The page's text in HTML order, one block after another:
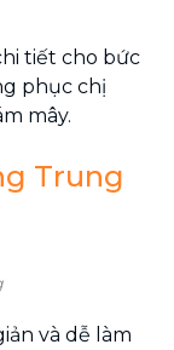
tiết cho bức
phục chị
mây.
Trung
và dễ làm